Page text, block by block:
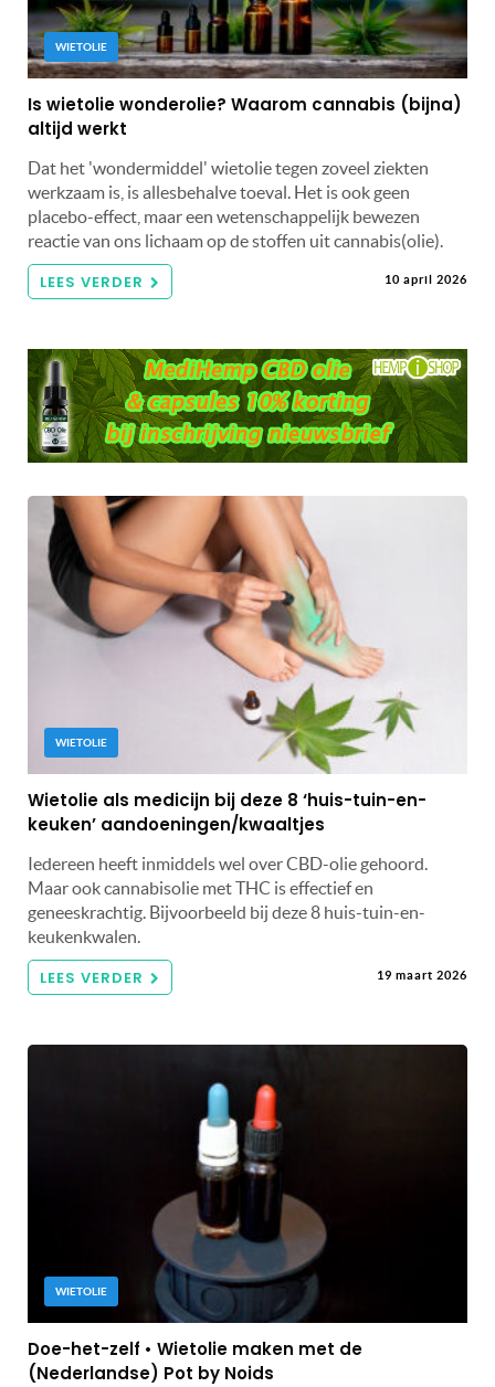
WIETOLIE
Is wietolie wonderolie? Waarom cannabis (bijna)
altijd werkt
Dat het 'wondermiddel' wietolie tegen zoveel ziekten
werkzaam is, is allesbehalve toeval. Het is ook geen
placebo-effect, maar een wetenschappelijk bewezen
reactie van ons lichaam op de stoffen uit cannabis(olie).
LEES VERDER 10 april 2026
WIETOLIE
Wietolie als medicijn bij deze 8 ‘huis-tuin-en-
keuken’ aandoeningen/kwaaltjes
Iedereen heeft inmiddels wel over CBD-olie gehoord.
Maar ook cannabisolie met THC is effectief en
geneeskrachtig. Bijvoorbeeld bij deze 8 huis-tuin-en-
keukenkwalen.
LEES VERDER 19 maart 2026
WIETOLIE
Doe-het-zelf • Wietolie maken met de
(Nederlandse) Pot by Noids